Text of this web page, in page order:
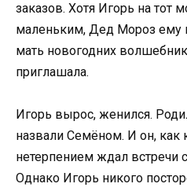
заказов. Хотя Игорь на тот
маленьким, Дед Мороз ему
мать новогодних
приглашала.
Игорь вырос, женился.
назвали Семёном. И он, как
нетерпением ждал
Однако Игорь никого